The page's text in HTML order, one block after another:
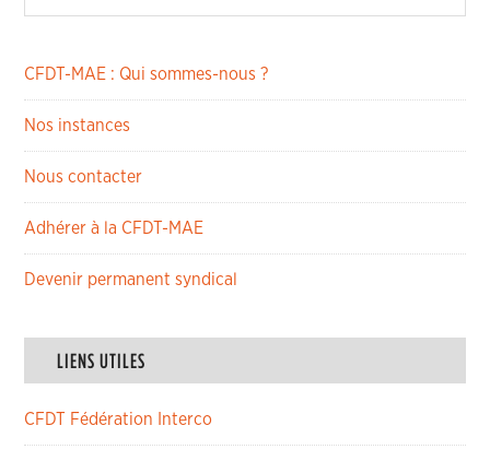
CFDT-MAE : Qui sommes-nous ?
Nos instances
Nous contacter
Adhérer à la CFDT-MAE
Devenir permanent syndical
LIENS UTILES
CFDT Fédération Interco